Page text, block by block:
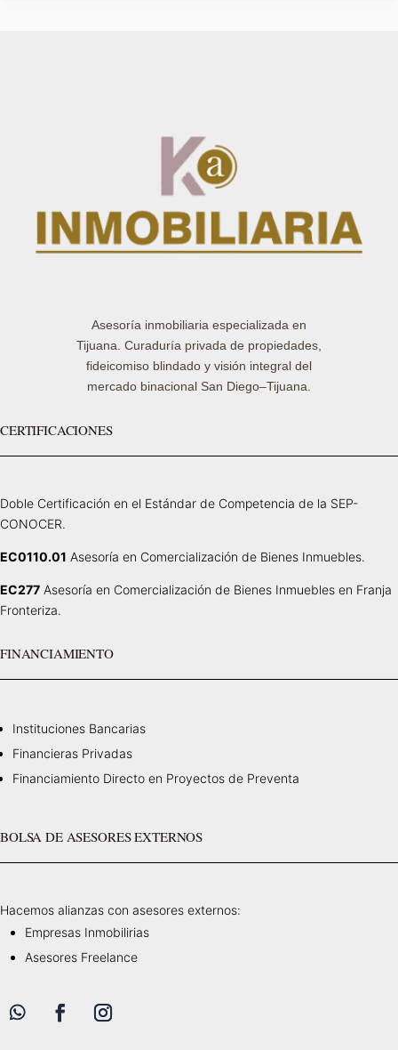
Asesoría inmobiliaria especializada en
Tijuana. Curaduría privada de propiedades,
fideicomiso blindado y visión integral del
mercado binacional San Diego–Tijuana.
CERTIFICACIONES
Doble Certificación en el Estándar de Competencia de la SEP-
CONOCER.
EC0110.01 Asesoría en Comercialización de Bienes Inmuebles.
EC277 Asesoría en Comercialización de Bienes Inmuebles en Franja
Fronteriza.
FINANCIAMIENTO
Instituciones Bancarias
Financieras Privadas
Financiamiento Directo en Proyectos de Preventa
BOLSA DE ASESORES EXTERNOS
Hacemos alianzas con asesores externos:
Empresas Inmobilirias
Asesores Freelance